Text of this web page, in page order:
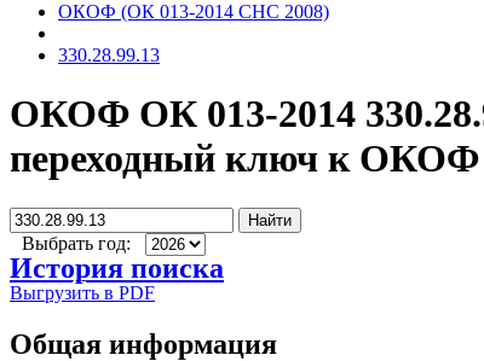
ОКОФ (ОК 013-2014 СНС 2008)
330.28.99.13
ОКОФ ОК 013-2014
переходный ключ к
Найти
Выбрать год:
История поиска
Выгрузить в PDF
Общая информация